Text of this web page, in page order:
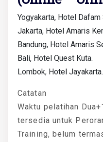
Yogyakarta, Hotel Dafam
Jakarta, Hotel Amaris
Bandung, Hotel Amaris
Bali, Hotel Quest Kuta.
Lombok, Hotel Jayakarta.
Catatan
Waktu pelatihan
tersedia untuk
Training, belum